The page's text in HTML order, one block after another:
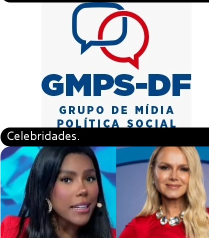
Celebridades.